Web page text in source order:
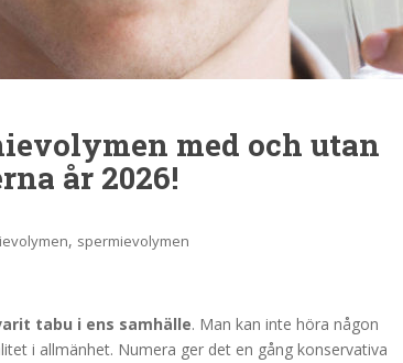
med och utan
år 2026!
, spermievolymen
tabu i ens samhälle. Man kan inte höra någon
i allmänhet. Numera ger det en gång konservativa